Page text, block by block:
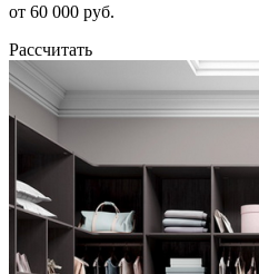
от 60 000 руб.
Рассчитать